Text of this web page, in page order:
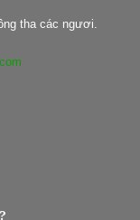
tha các ngươi.